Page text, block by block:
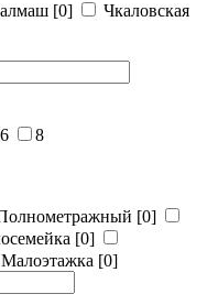
[0]
Чкаловская
6
8
[0]
[0]
Малоэтажка [0]